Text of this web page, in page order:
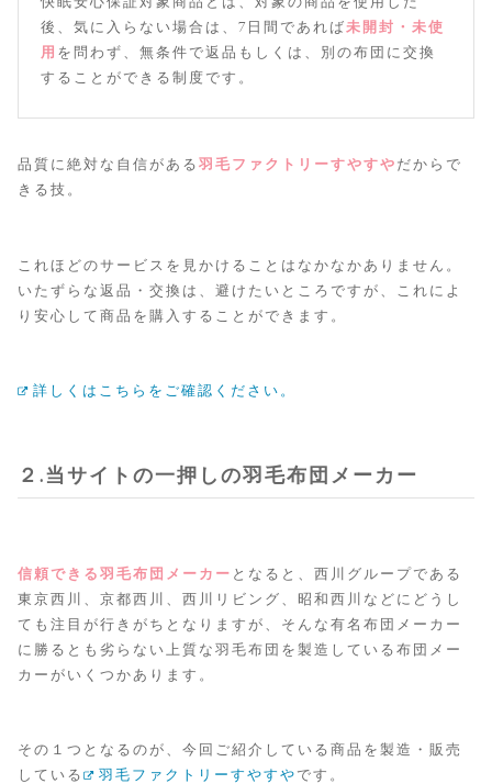
後、気に入らない場合は、7日間であれば未開封・未使
用 を問わず、無条件で返品もしくは、別の布団に交換
することができる制度です。
品質に絶対な自信がある羽毛ファクトリーすやすやだからで
きる技。
これほどのサービスを見かけることはなかなかありません。
いたずらな返品・交換は、避けたいところですが、これによ
り安心して商品を購入することができます。
詳しくはこちらをご確認ください。
２.当サイトの一押しの羽毛布団メーカー
信頼できる羽毛布団メーカー となると、西川グループである
東京西川、京都西川、西川リビング、昭和西川などにどうし
ても注目が行きがちとなりますが、そんな有名布団メーカー
に勝るとも劣らない上質な羽毛布団を製造している布団メー
カーがいくつかあります。
その１つとなるのが、今回ご紹介している商品を製造・販売
している
羽毛ファクトリーすやすやです。